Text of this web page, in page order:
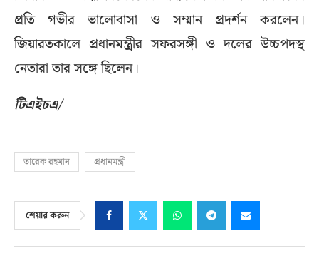
প্রতি গভীর ভালোবাসা ও সম্মান প্রদর্শন করলেন।
জিয়ারতকালে প্রধানমন্ত্রীর সফরসঙ্গী ও দলের উচ্চপদস্থ
নেতারা তার সঙ্গে ছিলেন।
টিএইচএ/
তারেক রহমান প্রধানমন্ত্রী
শেয়ার করুন